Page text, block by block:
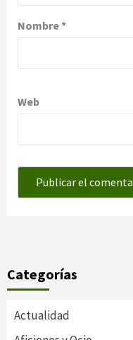
Nombre*
Web
Categorías
Actualidad